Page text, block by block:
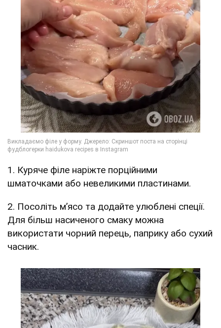
1. Куряче філе наріжте порційними
шматочками або невеликими пластинами.
2. Посоліть м’ясо та додайте улюблені спеції.
Для більш насиченого смаку можна
використати чорний перець, паприку або сухий
часник.